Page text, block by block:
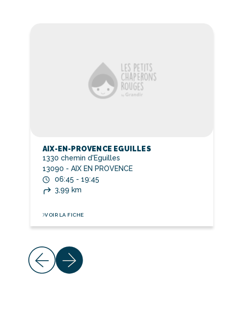
AIX-EN-PROVENCE EGUILLES
1330 chemin d'Eguilles
13090 - AIX EN PROVENCE
06:45 - 19:45
3,99 km
VOIR LA FICHE